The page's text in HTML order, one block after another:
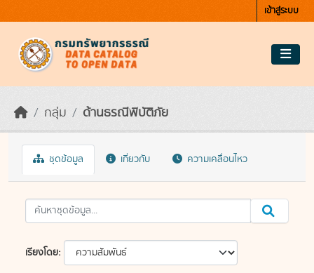
เข้าสู่ระบบ
กลุ่ม ด้านธรณีพิบัติภัย
ชุดข้อมูล เกี่ยวกับ ความเคลื่อนไหว
เรียงโดย